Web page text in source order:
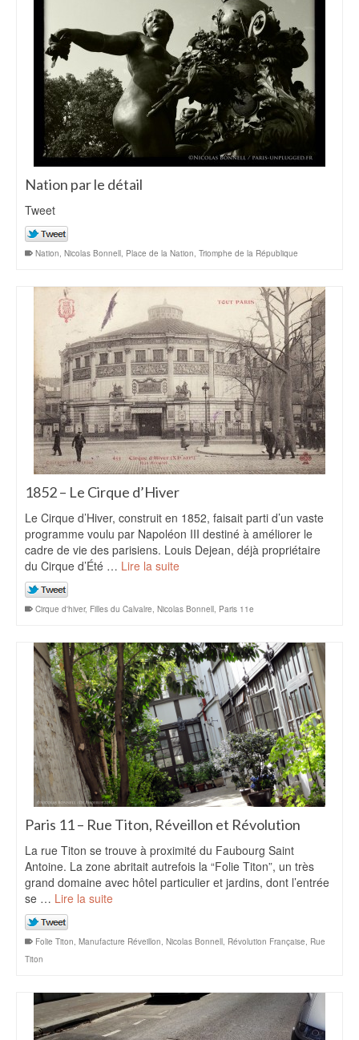
Nation par le détail
Tweet
Nation, Nicolas Bonnell, Place de la Nation, Triomphe de la République
1852 – Le Cirque d’Hiver
Le Cirque d’Hiver, construit en 1852, faisait parti d’un vaste
programme voulu par Napoléon III destiné à améliorer le
cadre de vie des parisiens. Louis Dejean, déjà propriétaire
du Cirque d’Été … Lire la suite
Cirque d'hiver, Filles du Calvalre, Nicolas Bonnell, Paris 11e
Paris 11 – Rue Titon, Réveillon et Révolution
La rue Titon se trouve à proximité du Faubourg Saint
Antoine. La zone abritait autrefois la “Folie Titon”, un très
grand domaine avec hôtel particulier et jardins, dont l’entrée
se … Lire la suite
Folie Titon, Manufacture Réveillon, Nicolas Bonnell, Révolution Française, Rue
Titon